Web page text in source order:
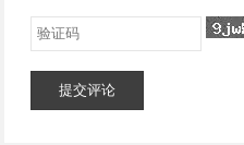
提交评论